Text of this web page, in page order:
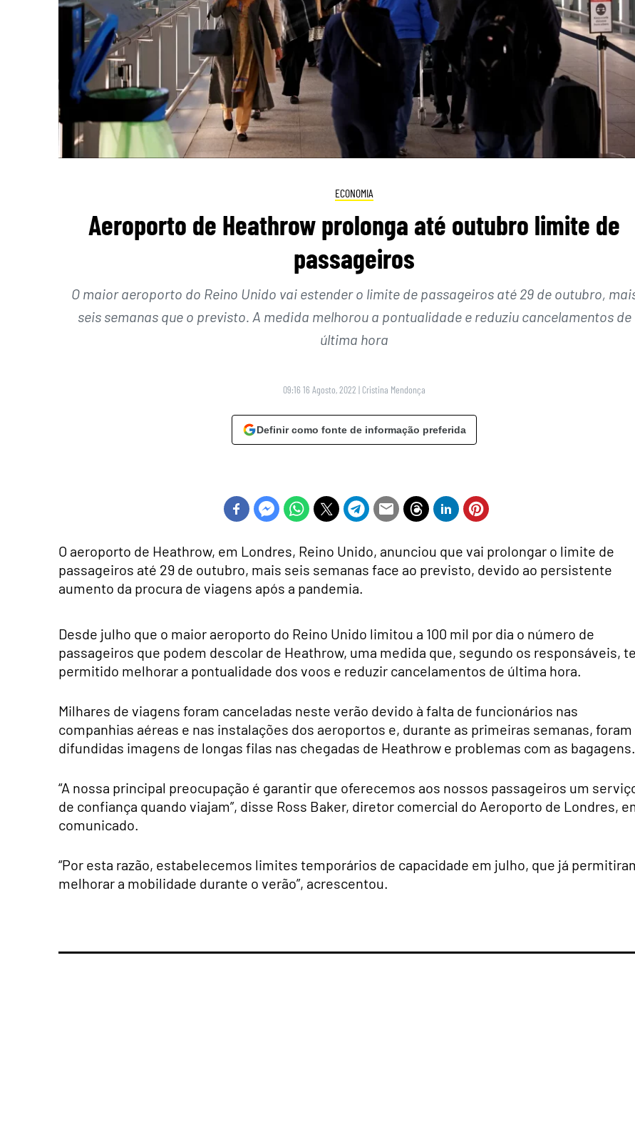
ECONOMIA
Aeroporto de Heathrow prolonga até outubro limite de
passageiros
O maior aeroporto do Reino Unido vai estender o limite de passageiros até 29 de outubro,
seis semanas que o previsto. A medida melhorou a pontualidade e reduziu cancelamentos de
última hora
09:16 16 Agosto, 2022 | Cristina Mendonça
Definir como fonte de informação preferida
O aeroporto de Heathrow, em Londres, Reino Unido, anunciou que vai prolongar o limite de
passageiros até 29 de outubro, mais seis semanas face ao previsto, devido ao persistente
aumento da procura de viagens após a pandemia.
Desde julho que o maior aeroporto do Reino Unido limitou a 100 mil por dia o número de
passageiros que podem descolar de Heathrow, uma medida que, segundo os responsáveis,
permitido melhorar a pontualidade dos voos e reduzir cancelamentos de última hora.
Milhares de viagens foram canceladas neste verão devido à falta de funcionários nas
companhias aéreas e nas instalações dos aeroportos e, durante as primeiras semanas, foram
difundidas imagens de longas filas nas chegadas de Heathrow e problemas com as bagagens.
“A nossa principal preocupação é garantir que oferecemos aos nossos passageiros um
de confiança quando viajam”, disse Ross Baker, diretor comercial do Aeroporto de Londres,
comunicado.
“Por esta razão, estabelecemos limites temporários de capacidade em julho, que já
melhorar a mobilidade durante o verão”, acrescentou.